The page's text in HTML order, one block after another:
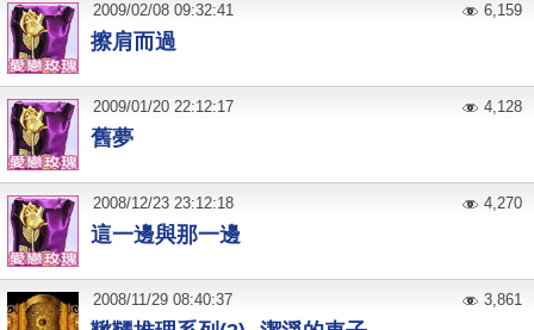
擦肩而過
2009/02/08 09:32:41 6,159
舊夢
2009/01/20 22:12:17 4,128
這一邊與那一邊
2008/12/23 23:12:18 4,270
2008/11/29 08:40:37 3,861